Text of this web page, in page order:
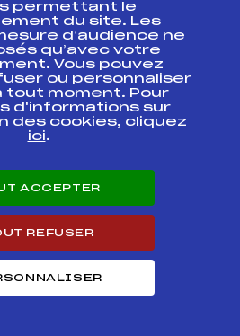
fédéral
permettant le
du site. Les
d’audience ne
qu’avec votre
Vous pouvez
ou personnaliser
tout moment. Pour
d'informations sur
des cookies, cliquez
ici.
ACCEPTER
REFUSER